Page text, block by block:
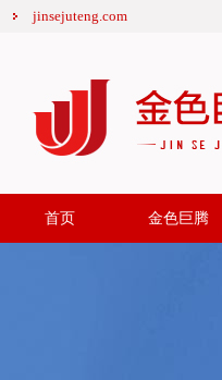
jinsejuteng.com
首页 金色巨腾